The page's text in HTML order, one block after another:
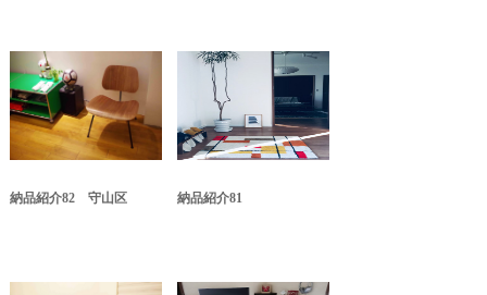
納品紹介82 守山区 納品紹介81